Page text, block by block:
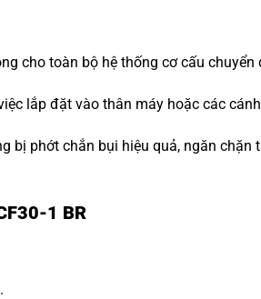
cho toàn bộ hệ thống cơ cấu chuyển
lắp đặt vào thân máy hoặc các
bị phớt chắn bụi hiệu quả, ngăn
1 BR